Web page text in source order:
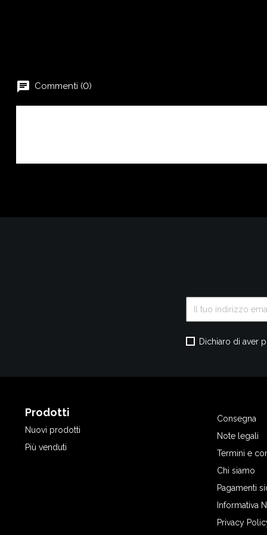
chat Commenti (0)
Dichiaro di aver
Prodotti
Nuovi prodotti
Più venduti
Consegna
Note legali
Termini e
Chi siamo
Pagamenti
Informativa
Privacy